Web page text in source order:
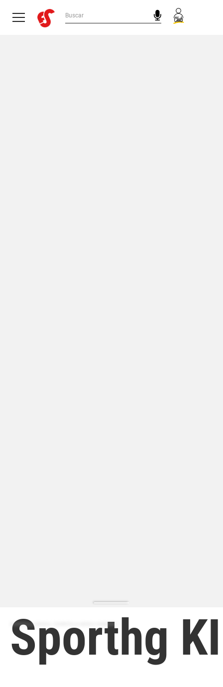
ZAPATILLA MODA | ZAPATILLA MODA HOMBRE
Sporthg